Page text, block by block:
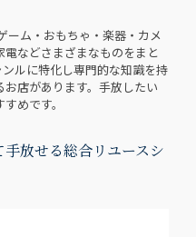
ーム・おもちゃ・楽器・カメ
などさまざまなものをまと
ルに特化し専門的な知識を持
店があります。手放したい
めです。
放せる総合リユースシ